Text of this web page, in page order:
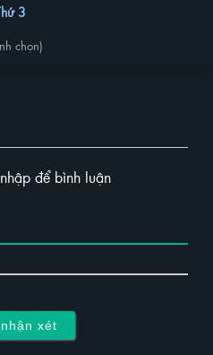
3
chọn)
để bình luận
xét